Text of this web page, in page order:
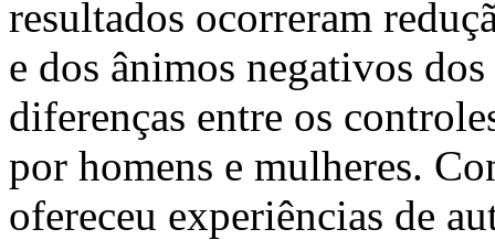
resultados ocorreram
e dos ânimos negativos
diferenças entre os
por homens e mulheres.
ofereceu experiências de